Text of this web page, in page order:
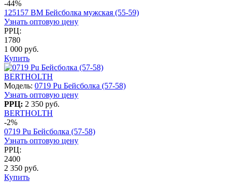
-44%
125157 BM Бейсболка мужская (55-59)
Узнать оптовую цену
РРЦ:
1780
1 000 руб.
Купить
BERTHOLTH
Модель: 0719 Pu Бейсболка (57-58)
Узнать оптовую цену
РРЦ: 2 350 руб.
BERTHOLTH
-2%
0719 Pu Бейсболка (57-58)
Узнать оптовую цену
РРЦ:
2400
2 350 руб.
Купить